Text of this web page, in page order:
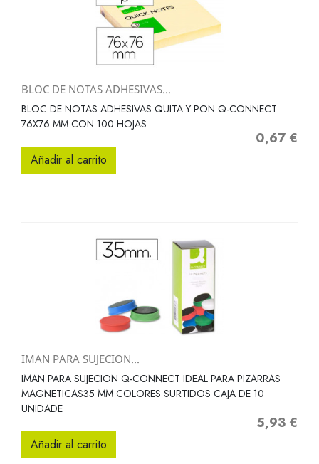
BLOC DE NOTAS ADHESIVAS...
BLOC DE NOTAS ADHESIVAS QUITA Y PON Q-CONNECT
76X76 MM CON 100 HOJAS
Precio
0,67 €
Añadir al carrito
IMAN PARA SUJECION...
IMAN PARA SUJECION Q-CONNECT IDEAL PARA PIZARRAS
MAGNETICAS35 MM COLORES SURTIDOS CAJA DE 10
UNIDADE
Precio
5,93 €
Añadir al carrito